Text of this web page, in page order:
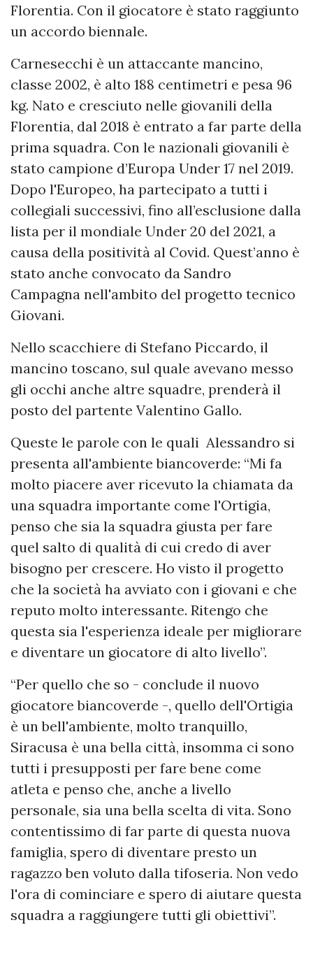
Florentia. Con il giocatore è stato raggiunto
un accordo biennale.
Carnesecchi è un attaccante mancino,
classe 2002, è alto 188 centimetri e pesa 96
kg. Nato e cresciuto nelle giovanili della
Florentia, dal 2018 è entrato a far parte della
prima squadra. Con le nazionali giovanili è
stato campione d’Europa Under 17 nel 2019.
Dopo l'Europeo, ha partecipato a tutti i
collegiali successivi, fino all’esclusione dalla
lista per il mondiale Under 20 del 2021, a
causa della positività al Covid. Quest’anno è
stato anche convocato da Sandro
Campagna nell'ambito del progetto tecnico
Giovani.
Nello scacchiere di Stefano Piccardo, il
mancino toscano, sul quale avevano messo
gli occhi anche altre squadre, prenderà il
posto del partente Valentino Gallo.
Queste le parole con le quali Alessandro si
presenta all'ambiente biancoverde: “Mi fa
molto piacere aver ricevuto la chiamata da
una squadra importante come l'Ortigia,
penso che sia la squadra giusta per fare
quel salto di qualità di cui credo di aver
bisogno per crescere. Ho visto il progetto
che la società ha avviato con i giovani e che
reputo molto interessante. Ritengo che
questa sia l'esperienza ideale per migliorare
e diventare un giocatore di alto livello”.
“Per quello che so - conclude il nuovo
giocatore biancoverde -, quello dell'Ortigia
è un bell'ambiente, molto tranquillo,
Siracusa è una bella città, insomma ci sono
tutti i presupposti per fare bene come
atleta e penso che, anche a livello
personale, sia una bella scelta di vita. Sono
contentissimo di far parte di questa nuova
famiglia, spero di diventare presto un
ragazzo ben voluto dalla tifoseria. Non vedo
l'ora di cominciare e spero di aiutare questa
squadra a raggiungere tutti gli obiettivi”.